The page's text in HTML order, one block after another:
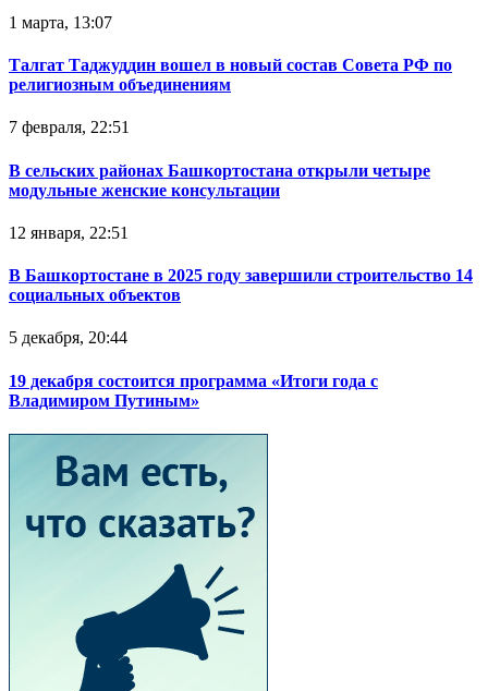
1 марта, 13:07
Талгат Таджуддин вошел в новый состав Совета РФ по
религиозным объединениям
7 февраля, 22:51
В сельских районах Башкортостана открыли четыре
модульные женские консультации
12 января, 22:51
В Башкортостане в 2025 году завершили строительство 14
социальных объектов
5 декабря, 20:44
19 декабря состоится программа «Итоги года с
Владимиром Путиным»